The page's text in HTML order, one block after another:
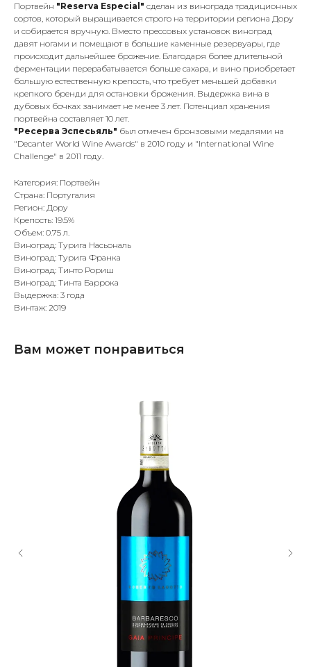
Портвейн "Reserva Especial" сделан из винограда традиционных
сортов, который выращивается строго на территории региона Дору
и собирается вручную. Вместо прессовых установок виноград
давят ногами и помещают в большие каменные резервуары, где
происходит дальнейшее брожение. Благодаря более длительной
ферментации перерабатывается больше сахара, и вино приобретает
большую естественную крепость, что требует меньшей добавки
крепкого бренди для остановки брожения. Выдержка вина в
дубовых бочках занимает не менее 3 лет. Потенциал хранения
портвейна составляет 10 лет.
"Ресерва Эспесьяль" был отмечен бронзовыми медалями на
"Decanter World Wine Awards" в 2010 году и "International Wine
Challenge" в 2011 году.
Категория: Портвейн
Страна: Португалия
Регион: Дору
Крепость: 19.5%
Объем: 0.75 л.
Виноград: Турига Насьональ
Виноград: Турига Франка
Виноград: Тинто Рориш
Виноград: Тинта Баррока
Выдержка: 3 года
Винтаж: 2019
Вам может понравиться